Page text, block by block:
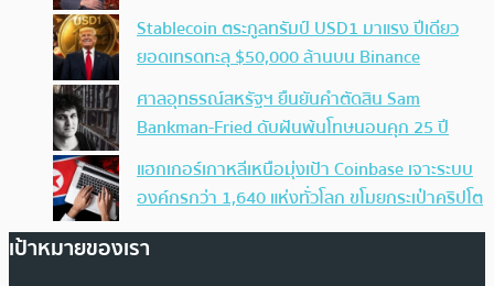
Stablecoin ตระกูลทรัมป์ USD1 มาแรง ปีเดียว
ยอดเทรดทะลุ $50,000 ล้านบน Binance
ศาลอุทธรณ์สหรัฐฯ ยืนยันคำตัดสิน Sam
Bankman-Fried ดับฝันพ้นโทษนอนคุก 25 ปี
แฮกเกอร์เกาหลีเหนือมุ่งเป้า Coinbase เจาะระบบ
องค์กรกว่า 1,640 แห่งทั่วโลก ขโมยกระเป๋าคริปโต
เป้าหมายของเรา